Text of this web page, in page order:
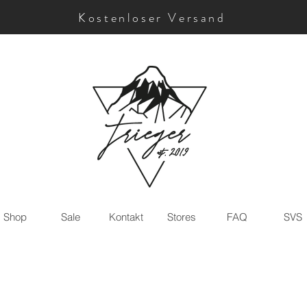
Kostenloser Versand
Shop Sale Kontakt Stores FAQ SVS